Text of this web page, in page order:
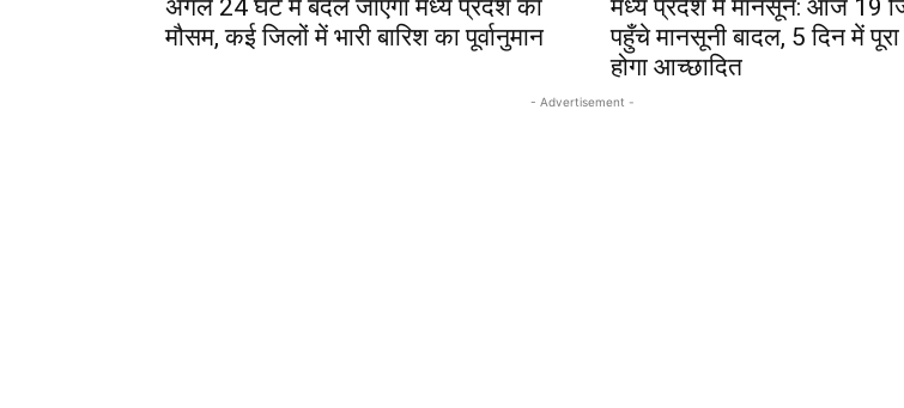
अगले 24 घंटे में बदल जाएगा मध्य प्रदेश का
मौसम, कई जिलों में भारी बारिश का पूर्वानुमान
मध्य प्रदेश में मानसून: आज 19
पहुँचे मानसूनी बादल, 5 दिन में
होगा आच्छादित
- Advertisement -